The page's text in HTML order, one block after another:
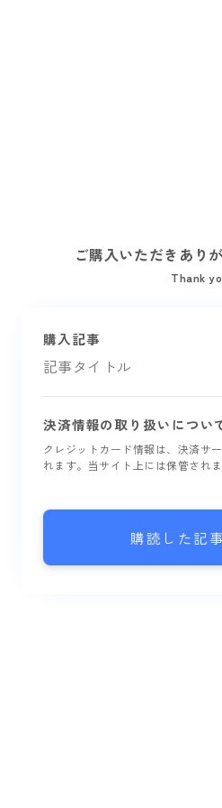
ご購入いただきあり
Thank
購入記事
記事タイトル
決済情報の取り扱いについ
クレジットカード情報は、決済サ
れます。当サイト上には保管され
購読した記